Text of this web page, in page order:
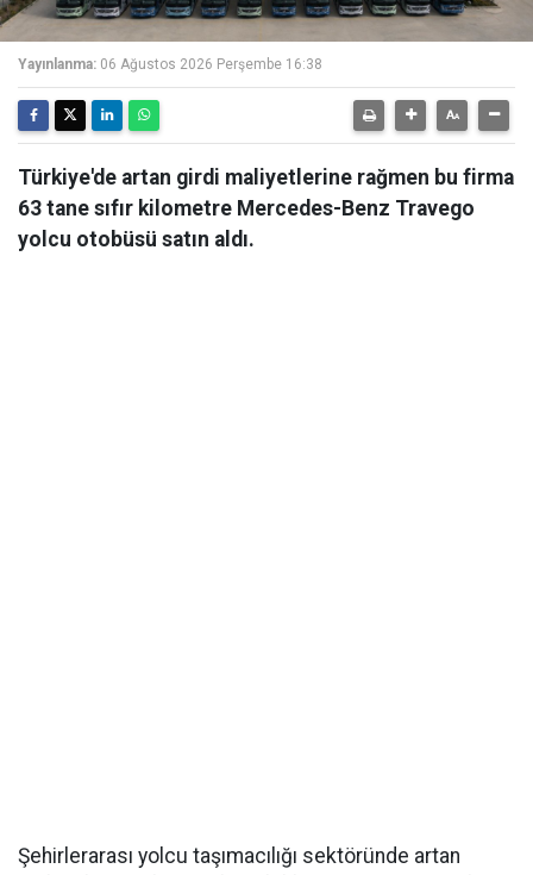
Yayınlanma: 06 Ağustos 2026 Perşembe 16:38
Türkiye'de artan girdi maliyetlerine rağmen bu firma
63 tane sıfır kilometre Mercedes-Benz Travego
yolcu otobüsü satın aldı.
Şehirlerarası yolcu taşımacılığı sektöründe artan